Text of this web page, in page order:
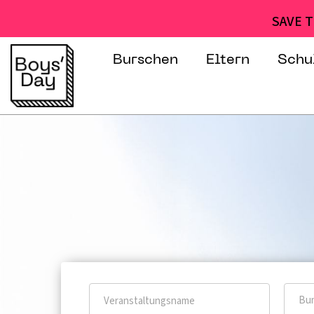
SAVE
Burschen Eltern